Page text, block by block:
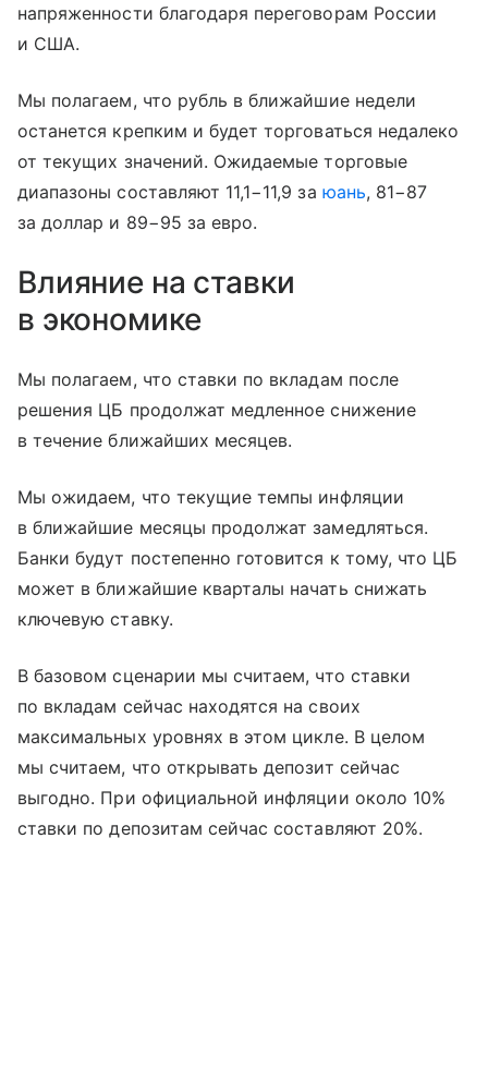
напряженности благодаря переговорам России
и США.
Мы полагаем, что рубль в ближайшие недели
останется крепким и будет торговаться недалеко
от текущих значений. Ожидаемые торговые
диапазоны составляют 11,1−11,9 за юань, 81−87
за доллар и 89−95 за евро.
Влияние на ставки
в экономике
Мы полагаем, что ставки по вкладам после
решения ЦБ продолжат медленное снижение
в течение ближайших месяцев.
Мы ожидаем, что текущие темпы инфляции
в ближайшие месяцы продолжат замедляться.
Банки будут постепенно готовится к тому, что ЦБ
может в ближайшие кварталы начать снижать
ключевую ставку.
В базовом сценарии мы считаем, что ставки
по вкладам сейчас находятся на своих
максимальных уровнях в этом цикле. В целом
мы считаем, что открывать депозит сейчас
выгодно. При официальной инфляции около 10%
ставки по депозитам сейчас составляют 20%.